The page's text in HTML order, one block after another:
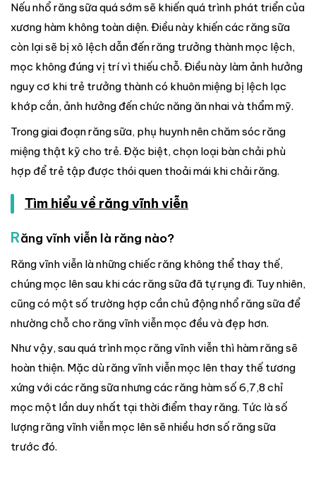
Nếu nhổ răng sữa quá sớm sẽ khiến quá trình phát triển của
xương hàm không toàn diện. Điều này khiến các răng sữa
còn lại sẽ bị xô lệch dẫn đến răng trưởng thành mọc lệch,
mọc không đúng vị trí vì thiếu chỗ. Điều này làm ảnh hưởng
nguy cơ khi trẻ trưởng thành có khuôn miệng bị lệch lạc
khớp cắn, ảnh hưởng đến chức năng ăn nhai và thẩm mỹ.
Trong giai đoạn răng sữa, phụ huynh nên chăm sóc răng
miệng thật kỹ cho trẻ. Đặc biệt, chọn loại bàn chải phù
hợp để trẻ tập được thói quen thoải mái khi chải răng.
Tìm hiểu về răng vĩnh viễn
Răng vĩnh viễn là răng nào?
Răng vĩnh viễn là những chiếc răng không thể thay thế,
chúng mọc lên sau khi các răng sữa đã tự rụng đi. Tuy nhiên,
cũng có một số trường hợp cần chủ động nhổ răng sữa để
nhường chỗ cho răng vĩnh viễn mọc đều và đẹp hơn.
Như vậy, sau quá trình mọc răng vĩnh viễn thì hàm răng sẽ
hoàn thiện. Mặc dù răng vĩnh viễn mọc lên thay thế tương
xứng với các răng sữa nhưng các răng hàm số 6,7,8 chỉ
mọc một lần duy nhất tại thời điểm thay răng. Tức là số
lượng răng vĩnh viễn mọc lên sẽ nhiều hơn số răng sữa
trước đó.